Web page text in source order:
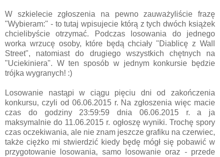
W szkielecie zgłoszenia na pewno zauważyliście frazę
"Wybieram:" - to tutaj wpisujecie którą z tych dwóch książek
chcielibyście otrzymać. Podczas losowania do jednego
worka wrzucę osoby, które będą chciały "Diablicę z Wall
Street", natomiast do drugiego wszystkich chętnych na
"Uciekiniera". W ten sposób w jednym konkursie będzie
trójka wygranych! :)
Losowanie nastąpi w ciągu pięciu dni od zakończenia
konkursu, czyli od 06.06.2015 r. Na zgłoszenia więc macie
czas do godziny 23:59:59 dnia 06.06.2015 r. a ja
maksymalnie do 11.06.2015 r. ogłoszę wyniki. Trochę spory
czas oczekiwania, ale nie znam jeszcze grafiku na czerwiec,
także ciężko mi stwierdzić kiedy będę mógł się pobawić w
przygotowanie losowania, samo losowanie oraz - przede